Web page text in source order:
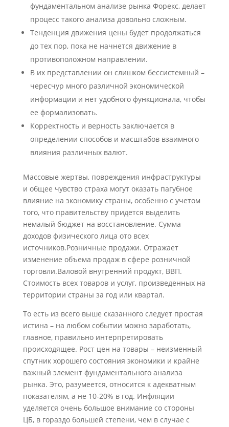
фундаментальном анализе рынка Форекс, делает
процесс такого анализа довольно сложным.
Тенденция движения цены будет продолжаться
до тех пор, пока не начнется движение в
противоположном направлении.
В их представлении он слишком бессистемный –
чересчур много различной экономической
информации и нет удобного функционала, чтобы
ее формализовать.
Корректность и верность заключается в
определении способов и масштабов взаимного
влияния различных валют.
Массовые жертвы, повреждения инфраструктуры
и общее чувство страха могут оказать пагубное
влияние на экономику страны, особенно с учетом
того, что правительству придется выделить
немалый бюджет на восстановление. Сумма
доходов физического лица ото всех
источников.Розничные продажи. Отражает
изменение объема продаж в сфере розничной
торговли.Валовой внутренний продукт, ВВП.
Стоимость всех товаров и услуг, произведенных на
территории страны за год или квартал.
То есть из всего выше сказанного следует простая
истина – на любом событии можно заработать,
главное, правильно интерпретировать
происходящее. Рост цен на товары – неизменный
спутник хорошего состояния экономики и крайне
важный элемент фундаментального анализа
рынка. Это, разумеется, относится к адекватным
показателям, а не 10-20% в год. Инфляции
уделяется очень большое внимание со стороны
ЦБ, в гораздо большей степени, чем в случае с